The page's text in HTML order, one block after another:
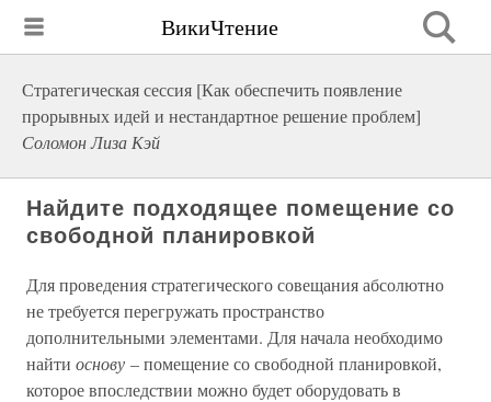
ВикиЧтение
Стратегическая сессия [Как обеспечить появление
прорывных идей и нестандартное решение проблем]
Соломон Лиза Кэй
Найдите подходящее помещение со
свободной планировкой
Для проведения стратегического совещания абсолютно
не требуется перегружать пространство
дополнительными элементами. Для начала необходимо
найти основу – помещение со свободной планировкой,
которое впоследствии можно будет оборудовать в